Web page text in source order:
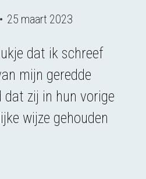
25 maart 2023
dat ik schreef
mijn geredde
dat zij in hun vorige
wijze gehouden